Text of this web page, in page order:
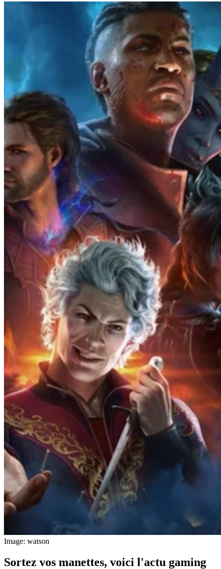
Image: watson
Sortez vos manettes, voici l'actu gaming